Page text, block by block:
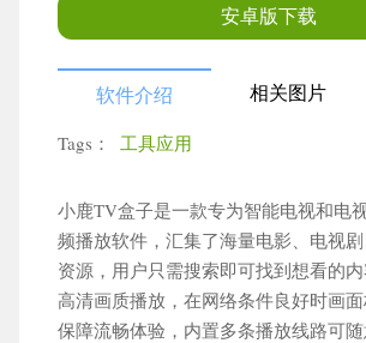
更多栏目
搜索
安卓版下载
软件介绍 相关图片
Tags： 工具应用
小鹿TV盒子是一款专为智能电视和电
频播放软件，汇集了海量电影、电视
资源，用户只需搜索即可找到想看的
高清画质播放，在网络条件良好时画
保障流畅体验，内置多条播放线路可